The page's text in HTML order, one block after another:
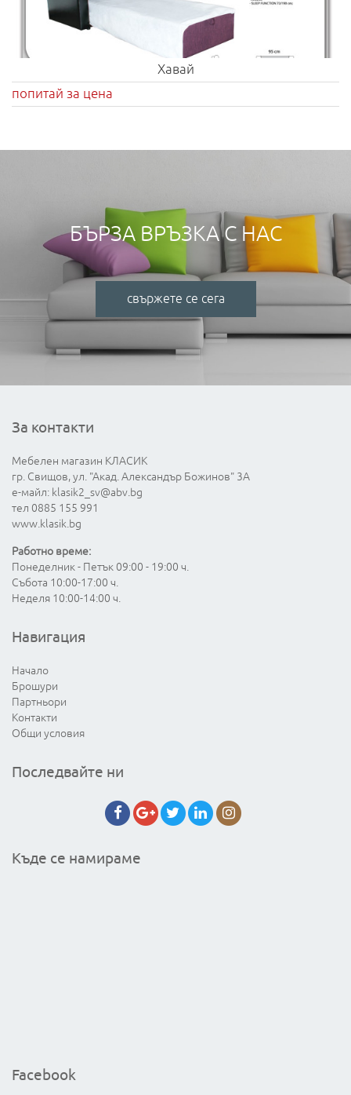
Хавай
попитай за цена
БЪРЗА ВРЪЗКА С НАС
свържете се сега
За контакти
Мебелен магазин КЛАСИК
гр. Свищов, ул. "Акад. Александър Божинов" 3А
е-майл: klasik2_sv@abv.bg
тел 0885 155 991
www.klasik.bg
Работно време:
Понеделник - Петък 09:00 - 19:00 ч.
Събота 10:00-17:00 ч.
Неделя 10:00-14:00 ч.
Навигация
Начало
Брошури
Партньори
Контакти
Общи условия
Последвайте ни
Къде се намираме
Facebook